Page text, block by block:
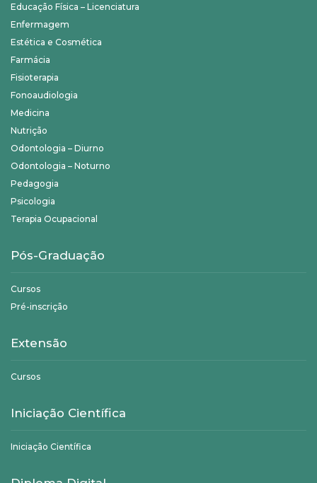
Educação Física – Licenciatura
Enfermagem
Estética e Cosmética
Farmácia
Fisioterapia
Fonoaudiologia
Medicina
Nutrição
Odontologia – Diurno
Odontologia – Noturno
Pedagogia
Psicologia
Terapia Ocupacional
Pós-Graduação
Cursos
Pré-inscrição
Extensão
Cursos
Iniciação Científica
Iniciação Científica